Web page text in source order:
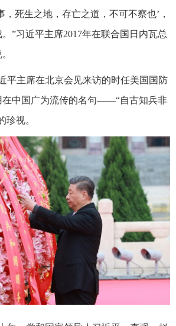
，死生之地，存亡之道，不可不察也’，
”习近平主席2017年在联合国日内瓦总
平主席在北京会见来访的时任美国国防
在中国广为流传的名句——“自古知兵非
珍视。